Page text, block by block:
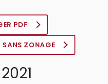
PDF
SANS ZONAGE